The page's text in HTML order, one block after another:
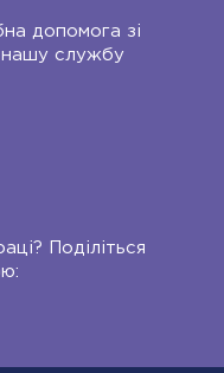
допомога зі
нашу службу
Поділіться